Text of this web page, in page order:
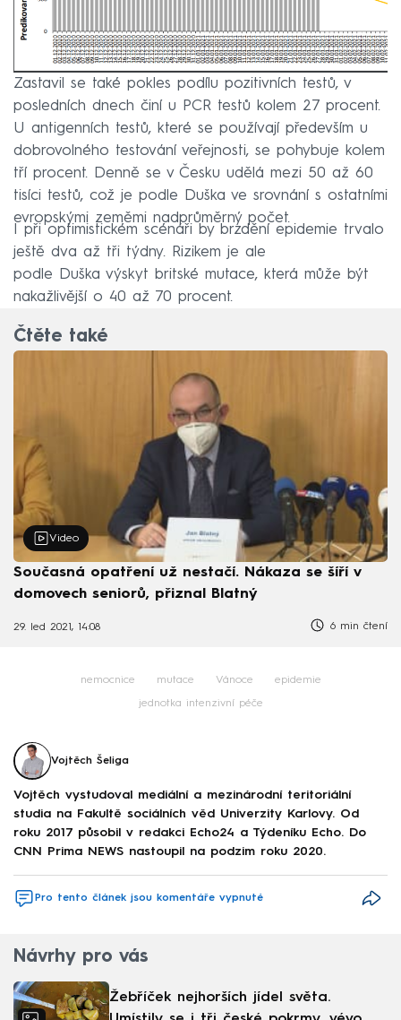
Zastavil se také pokles podílu pozitivních testů, v
posledních dnech činí u PCR testů kolem 27 procent.
U antigenních testů, které se používají především u
dobrovolného testování veřejnosti, se pohybuje kolem
tří procent. Denně se v Česku udělá mezi 50 až 60
tisíci testů, což je podle Duška ve srovnání s ostatními
evropskými zeměmi nadprůměrný počet.
I při optimistickém scénáři by brzdění epidemie trvalo
ještě dva až tři týdny. Rizikem je ale
podle Duška výskyt britské mutace, která může být
nakažlivější o 40 až 70 procent.
Čtěte také
Video
Současná opatření už nestačí. Nákaza se šíří v
domovech seniorů, přiznal Blatný
29. led 2021, 14:08 6 min čtení
nemocnice mutace Vánoce epidemie
jednotka intenzivní péče
Vojtěch Šeliga
Vojtěch vystudoval mediální a mezinárodní teritoriální
studia na Fakultě sociálních věd Univerzity Karlovy. Od
roku 2017 působil v redakci Echo24 a Týdeníku Echo. Do
CNN Prima NEWS nastoupil na podzim roku 2020.
Pro tento článek jsou komentáře vypnuté
Návrhy pro vás
Žebříček nejhorších jídel světa.